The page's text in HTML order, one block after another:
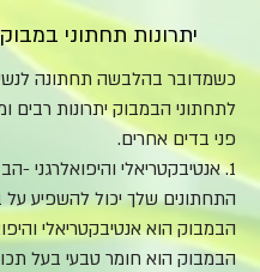
יתרונות תחתוני
כשמדובר בהלבשה תחתונה
לתחתוני הבמבוק יתרונות רבים
פני בדים אחרים.
1. אנטיבקטריאלי והיפואלרגני -
התחתונים שלך יכול להשפיע על
הבמבוק הוא אנטיבקטריאלי
הבמבוק הוא חומר טבעי בעל